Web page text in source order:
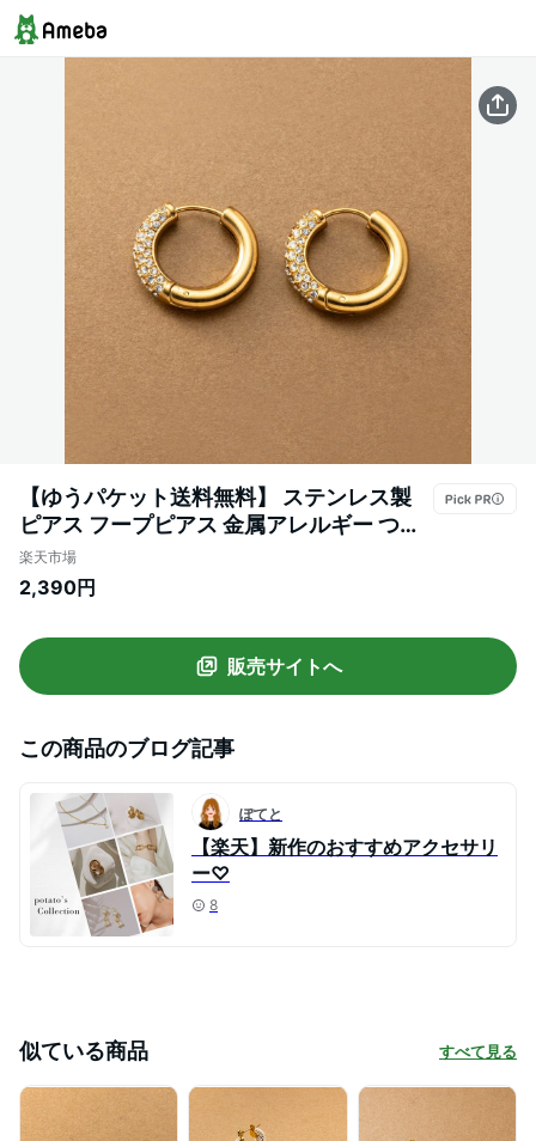
【ゆうパケット送料無料】 ステンレス製
ピアス フープピアス 金属アレルギー つけ
っぱなし サージカルステンレス レディー
ス パヴェ ビジュー メタル 存在感 ワイド
シルバー
楽天市場
2,390円
販売サイトへ
この商品のブログ記事
ぽてと
【楽天】新作のおすすめアクセサリ
ー♡
8
似ている商品 すべて見る